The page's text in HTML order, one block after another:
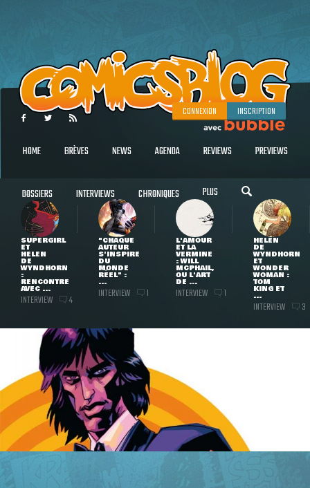
CONNEXION INSCRIPTION
HOME BRÈVES NEWS AGENDA REVIEWS PREVIEWS
DOSSIERS INTERVIEWS CHRONIQUES PLUS
SUPERGIRL
ET
HELEN
DE
WYNDHORN
:
RENCONTRE
AVEC ...
INTERVIEW 4
"CHAQUE
AUTEUR
S'INSPIRE
DU
MONDE
RÉEL" :
...
INTERVIEW 1
L'AMOUR
ET LA
VERMINE
: WILL
MCPHAIL,
OU L'ART
DE ...
INTERVIEW 1
HELEN
DE
WYNDHORN
ET
WONDER
WOMAN :
TOM
KING ET
...
INTERVIEW 3